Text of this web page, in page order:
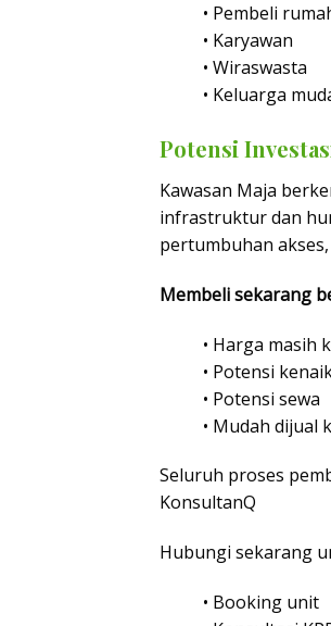
• Pembeli
• Karyawan
• Wiraswasta
• Keluarga
Potensi
Kawasan Maja
infrastruktur dan
pertumbuhan
Membeli sekarang
• Harga masih
• Potensi
• Potensi sewa
• Mudah dijual
Seluruh proses
KonsultanQ
Hubungi sekarang
• Booking unit